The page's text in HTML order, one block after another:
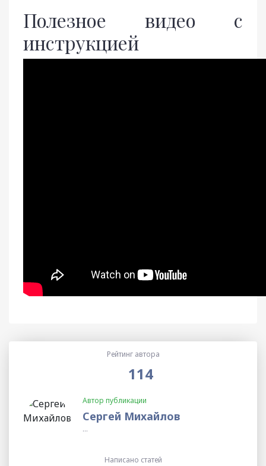
Полезное видео с
инструкцией
Рейтинг автора
114
Автор публикации
Сергей Михайлов
...
Написано статей